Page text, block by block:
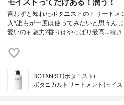
言わずと知れたボタニストのトリートメ
入?誰もが一度は使ってみたいと思うん
愛いのも魅力?香りはやっぱり最高…続き
BOTANIST(ボタニスト)
ボタニカルトリートメント(モイス